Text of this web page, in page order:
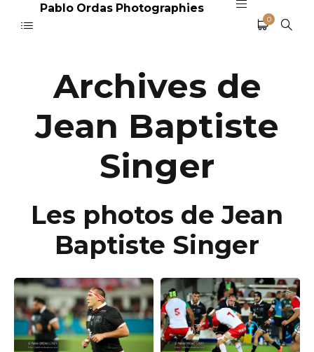
Pablo Ordas Photographies
0
Archives de
Jean Baptiste
Singer
Les photos de Jean
Baptiste Singer